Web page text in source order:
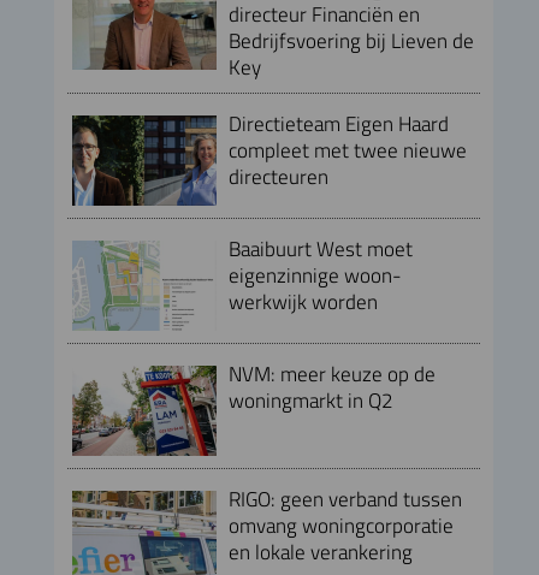
directeur Financiën en
Bedrijfsvoering bij Lieven de
Key
Directieteam Eigen Haard
compleet met twee nieuwe
directeuren
Baaibuurt West moet
eigenzinnige woon-
werkwijk worden
NVM: meer keuze op de
woningmarkt in Q2
RIGO: geen verband tussen
omvang woningcorporatie
en lokale verankering